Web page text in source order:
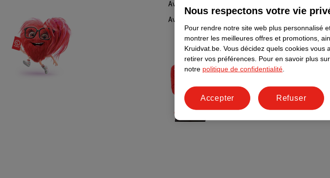
Avis de sécurité
Avis
Nous respectons votre vie
Pour rendre notre site web plus personnalisé
montrer les meilleures offres et promotions,
Kruidvat.be. Vous décidez quels cookies vous
retirer vos préférences. Pour en savoir plus
notre politique de confidentialité
Refuser
Accepter